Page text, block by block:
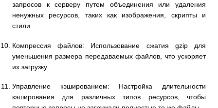
запросов к серверу путем объединения или удаления
ненужных ресурсов, таких как изображения, скрипты и
стили
Компрессия файлов: Использование сжатия gzip для
уменьшения размера передаваемых файлов, что ускоряет
их загрузку
Управление кэшированием: Настройка длительности
кэширования для различных типов ресурсов, чтобы